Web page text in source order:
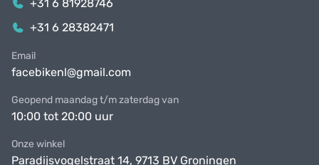
+31 6 81928746
+31 6 28382471
Email
facebikenl@gmail.com
Geopend maandag t/m zaterdag van
10:00 tot 20:00 uur
Onze winkel
Paradijsvogelstraat 14, 9713 BV Groningen